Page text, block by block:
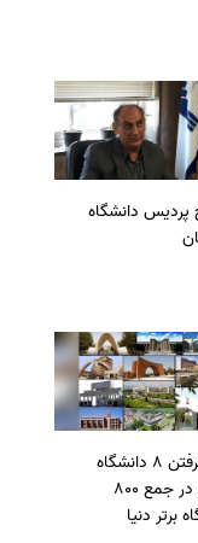
پردیس دانشگاه
قرار گرفتن 8 دانشگاه
ایرانی در جمع 800
برتر دنیا